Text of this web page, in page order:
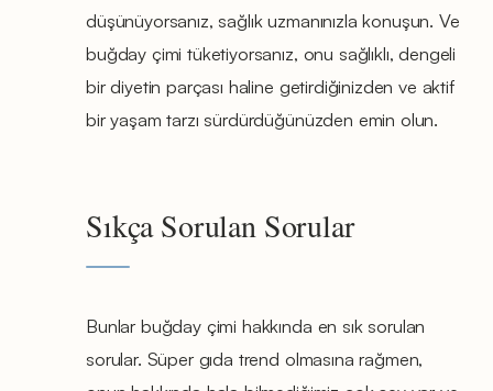
düşünüyorsanız, sağlık uzmanınızla konuşun. Ve
buğday çimi tüketiyorsanız, onu sağlıklı, dengeli
bir diyetin parçası haline getirdiğinizden ve aktif
bir yaşam tarzı sürdürdüğünüzden emin olun.
Sıkça Sorulan Sorular
Bunlar buğday çimi hakkında en sık sorulan
sorular. Süper gıda trend olmasına rağmen,